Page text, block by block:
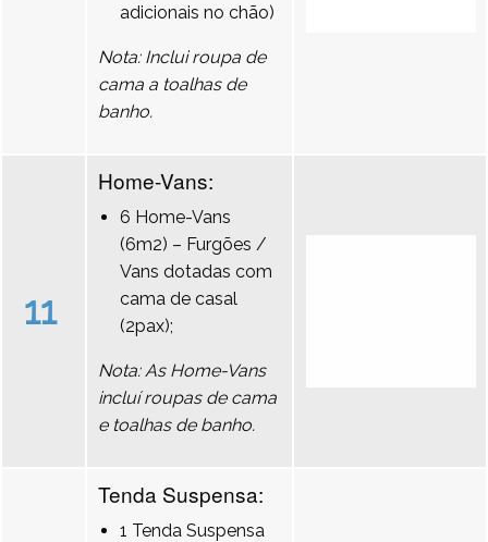
adicionais no chão)
Nota: Inclui roupa de
cama a toalhas de
banho.
11
Home-Vans:
6 Home-Vans
(6m2) – Furgões /
Vans dotadas com
cama de casal
(2pax);
Nota: As Home-Vans
incluí roupas de cama
e toalhas de banho.
Tenda Suspensa:
1 Tenda Suspensa